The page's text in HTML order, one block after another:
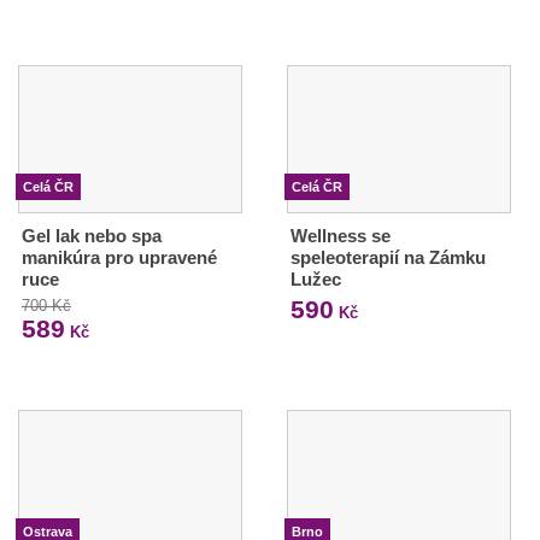
Celá ČR
Gel lak nebo spa
manikúra pro upravené
ruce
700 Kč
589 Kč
Celá ČR
Wellness se
speleoterapií na Zámku
Lužec
590 Kč
Ostrava Brno